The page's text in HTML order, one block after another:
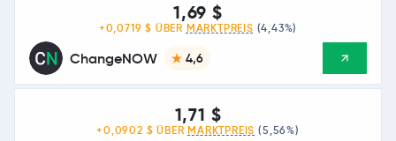
ChangeNOW 4,6
1,69 $
+0,0719 $ ÜBER MARKTPREIS (4,43%)
1,71 $
+0,0902 $ ÜBER MARKTPREIS (5,56%)